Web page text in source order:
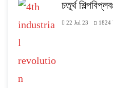
চতুর্থ
22 Jul 23 1824